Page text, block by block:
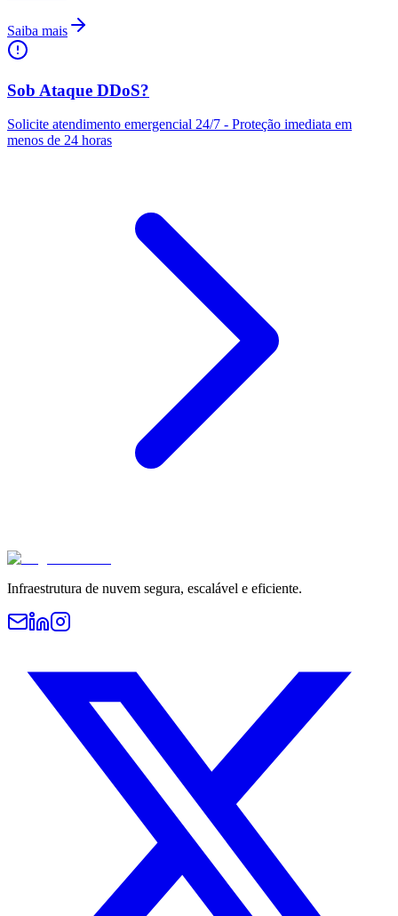
Saiba mais
Sob Ataque DDoS?
Solicite atendimento emergencial 24/7 - Proteção imediata em
menos de 24 horas
Infraestrutura de nuvem segura, escalável e eficiente.